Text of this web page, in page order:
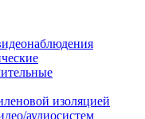
изоляцией
аудиосистем